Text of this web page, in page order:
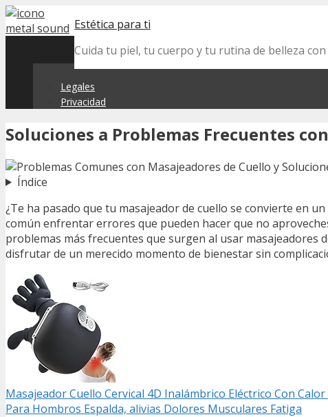
Skip
to
Estética para ti
Cuida tu piel, tu cuerpo y tu rutina de belleza
Legales
Privacidad
Soluciones a Problemas Frecuentes
Índice
¿Te ha pasado que tu masajeador de cuello se convierte en
común enfrentar errores que pueden hacer que no
problemas más frecuentes que surgen al usar masajeadores
disfrutar de un merecido momento de bienestar sin
Masajeador Cuello Cervical 4D Inalámbrico Eléctrico Con
Para Hombros Espalda, alivias Dolores Musculares Fatiga